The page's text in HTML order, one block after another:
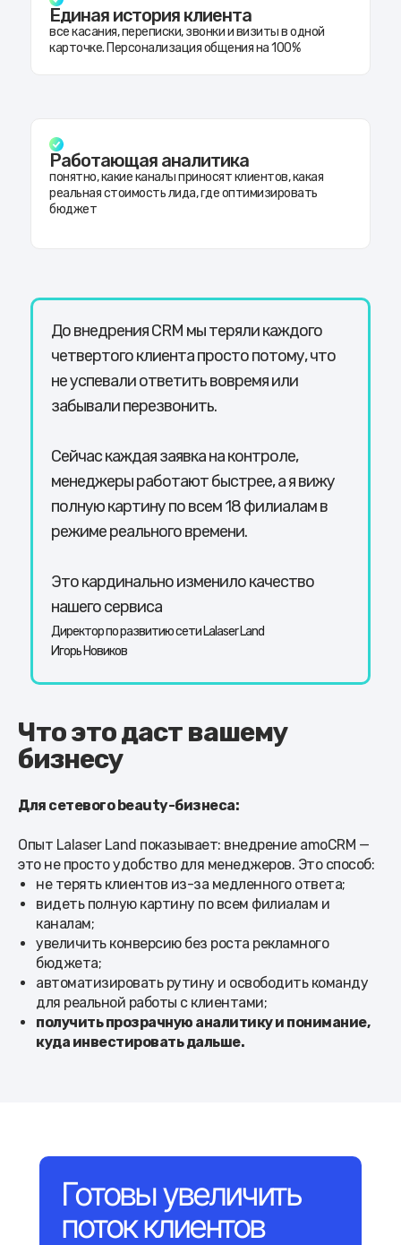
Работающая аналитика
понятно, какие каналы приносят клиентов, какая
реальная стоимость лида, где оптимизировать
бюджет
Единая история клиента
все касания, переписки, звонки и визиты в одной
карточке. Персонализация общения на 100%
До внедрения CRM мы теряли каждого
четвертого клиента просто потому, что
не успевали ответить вовремя или
забывали перезвонить.
Сейчас каждая заявка на контроле,
менеджеры работают быстрее, а я вижу
полную картину по всем 18 филиалам в
режиме реального времени.
Это кардинально изменило качество
нашего сервиса
Директор по развитию сети Lalaser Land
Игорь Новиков
Что это даст вашему
бизнесу
Для сетевого beauty-бизнеса:
Опыт Lalaser Land показывает: внедрение amoCRM —
это не просто удобство для менеджеров. Это способ:
не терять клиентов из-за медленного ответа;
видеть полную картину по всем филиалам и
каналам;
увеличить конверсию без роста рекламного
бюджета;
автоматизировать рутину и освободить команду
для реальной работы с клиентами;
получить прозрачную аналитику и понимание,
куда инвестировать дальше.
Готовы увеличить
поток клиентов